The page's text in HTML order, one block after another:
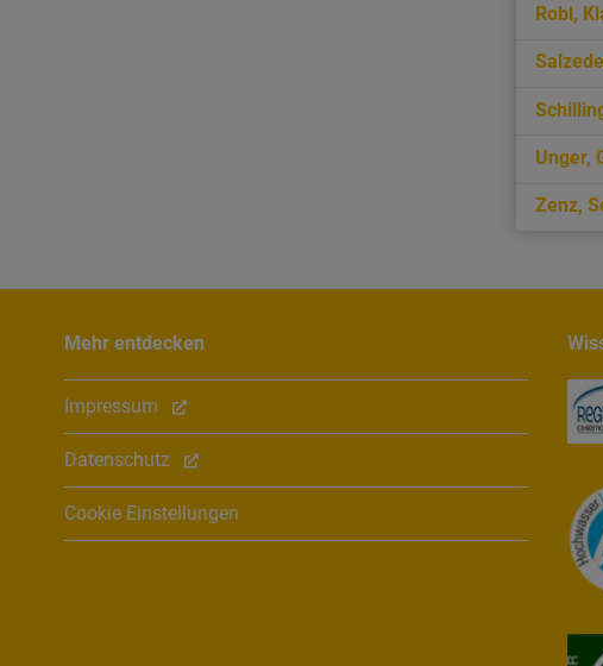
Robl,
Unger,
Zenz,
Mehr entdecken
Impressum
Datenschutz
Cookie Einstellungen